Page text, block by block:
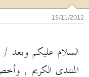
ل
م
و
ع
ب
15/11/2012
السلام عليكم وبعد /
المنتدى الكريم ,